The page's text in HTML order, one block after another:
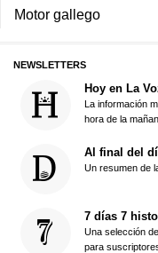
Motor gallego
NEWSLETTERS
Hoy en La
La información
hora de la
Al final del
Un resumen de
7 días 7
Una selección
para